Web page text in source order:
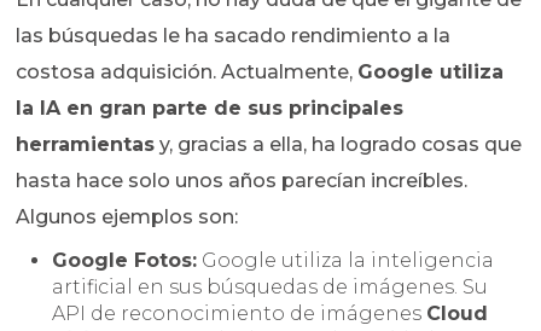
las búsquedas le ha sacado rendimiento a la
costosa adquisición. Actualmente, Google utiliza
la IA en gran parte de sus principales
herramientas y, gracias a ella, ha logrado cosas que
hasta hace solo unos años parecían increíbles.
Algunos ejemplos son:
Google Fotos: Google utiliza la inteligencia
artificial en sus búsquedas de imágenes. Su
API de reconocimiento de imágenes Cloud